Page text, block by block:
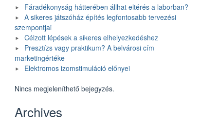
Fáradékonyság hátterében állhat eltérés a laborban?
A sikeres játszóház építés legfontosabb tervezési
szempontjai
Célzott lépések a sikeres elhelyezkedéshez
Presztízs vagy praktikum? A belvárosi cím
marketingértéke
Elektromos izomstimuláció előnyei
Nincs megjeleníthető bejegyzés.
Archives